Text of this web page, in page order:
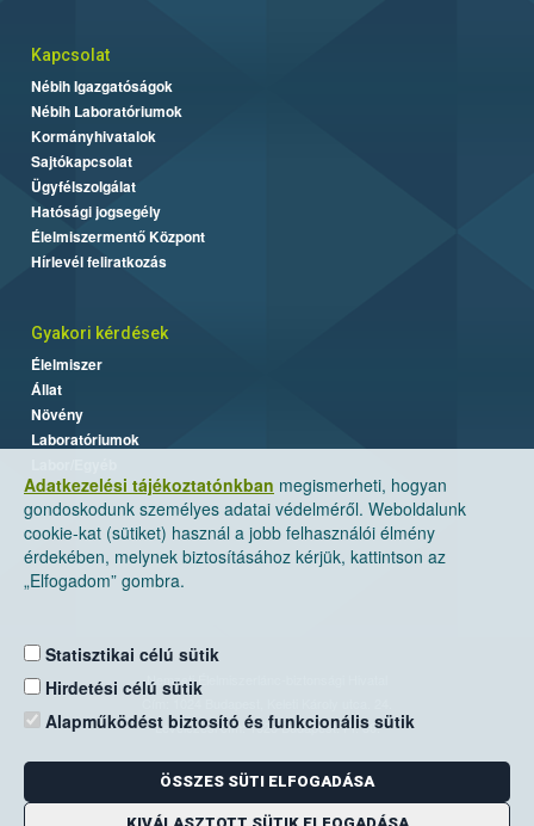
Adatkezelési tájékoztatónkban megismerheti, hogyan
gondoskodunk személyes adatai védelméről. Weboldalunk
cookie-kat (sütiket) használ a jobb felhasználói élmény
érdekében, melynek biztosításához kérjük, kattintson az
„Elfogadom” gombra.
Statisztikai célú sütik
Hirdetési célú sütik
Alapműködést biztosító és funkcionális sütik
ÖSSZES SÜTI ELFOGADÁSA
Kapcsolat
Nébih Igazgatóságok
Nébih Laboratóriumok
Kormányhivatalok
Sajtókapcsolat
Ügyfélszolgálat
Hatósági jogsegély
Élelmiszermentő Központ
Hírlevél feliratkozás
Gyakori kérdések
Élelmiszer
Állat
Növény
Laboratóriumok
Nemzeti Élelmiszerlánc-biztonsági Hivatal
Levelezési cím: 1525 Budapest. Pf. 30.
E-mail:ugyfelszolgalat@nebih.gov.hu
Zöld szám: 06-80/263-244